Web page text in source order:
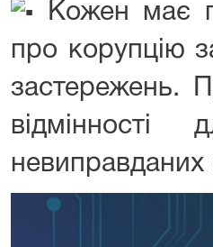
Кожен має
про корупцію
застережень.
невиправданих